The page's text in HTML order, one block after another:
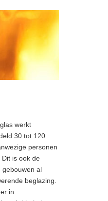
werkt
30 tot 120
personen
is ook de
gebouwen al
beglazing.
in